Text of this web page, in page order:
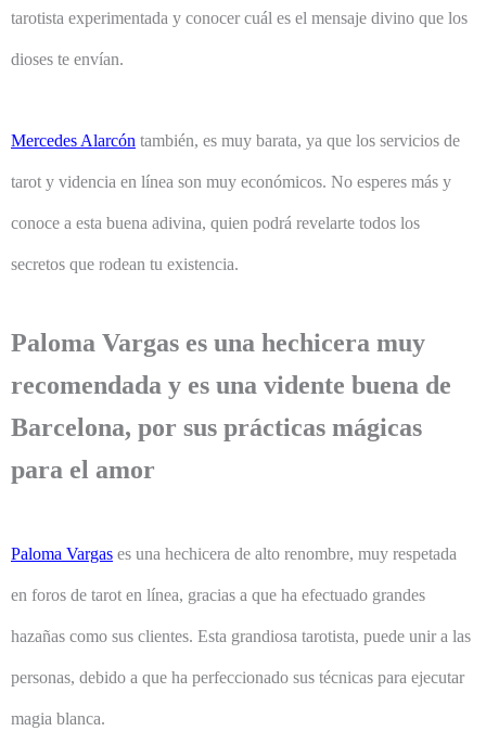
tarotista experimentada y conocer cuál es el mensaje divino que los
dioses te envían.
Mercedes Alarcón también, es muy barata, ya que los servicios de
tarot y videncia en línea son muy económicos. No esperes más y
conoce a esta buena adivina, quien podrá revelarte todos los
secretos que rodean tu existencia.
Paloma Vargas es una hechicera muy
recomendada y es una vidente buena de
Barcelona, por sus prácticas mágicas
para el amor
Paloma Vargas es una hechicera de alto renombre, muy respetada
en foros de tarot en línea, gracias a que ha efectuado grandes
hazañas como sus clientes. Esta grandiosa tarotista, puede unir a las
personas, debido a que ha perfeccionado sus técnicas para ejecutar
magia blanca.